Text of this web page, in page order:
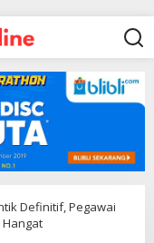
Definitif, Pegawai